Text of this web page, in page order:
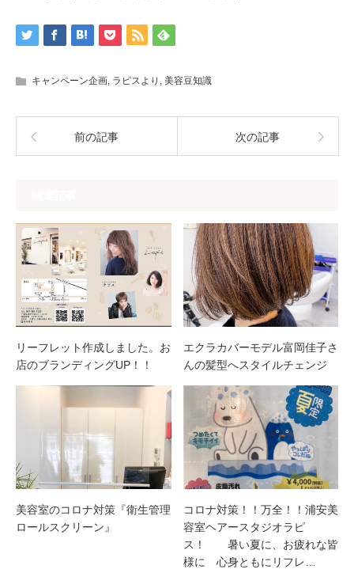
キャンペーン企画 ラピスより 美容豆知識
前の記事 次の記事
リーフレット作成しました。お
店のブランディングUP！！
エクラカバーモデル富岡佳子さ
んの髪型へスタイルチェンジ
美容室のコロナ対策『衛生管理
ロールスクリーン』
コロナ対策！！万全！！浦安美
容室ヘアースタジオラピ
ス！ 暑い夏に、お疲れな皆
様に 心身ともにリフレ…